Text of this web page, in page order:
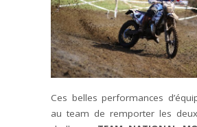
Ces belles performances
au team de remporter les